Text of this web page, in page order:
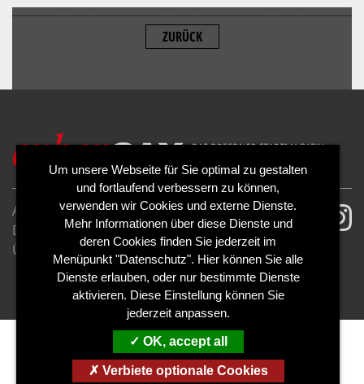
ZURÜCK
AGB
Impressum
Datenschutzerklärung
Cookies
Über uns
Kontakt
Mediadaten
Abo kündigen
Abo widerrufen
Um unsere Webseite für Sie optimal zu gestalten
und fortlaufend verbessern zu können,
verwenden wir Cookies und externe Dienste.
Mehr Informationen über diese Dienste und
deren Cookies finden Sie jederzeit im
Menüpunkt "Datenschutz". Hier können Sie alle
Dienste erlauben, oder nur bestimmte Dienste
aktivieren. Diese Einstellung können Sie
jederzeit anpassen.
OK, accept all
Verbiete optionale Cookies